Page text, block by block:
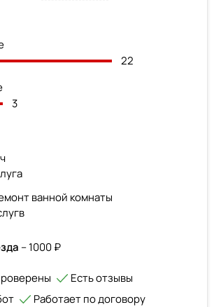
22
3
ванной комнаты
– 1000 ₽
Есть отзывы
Работает по договору